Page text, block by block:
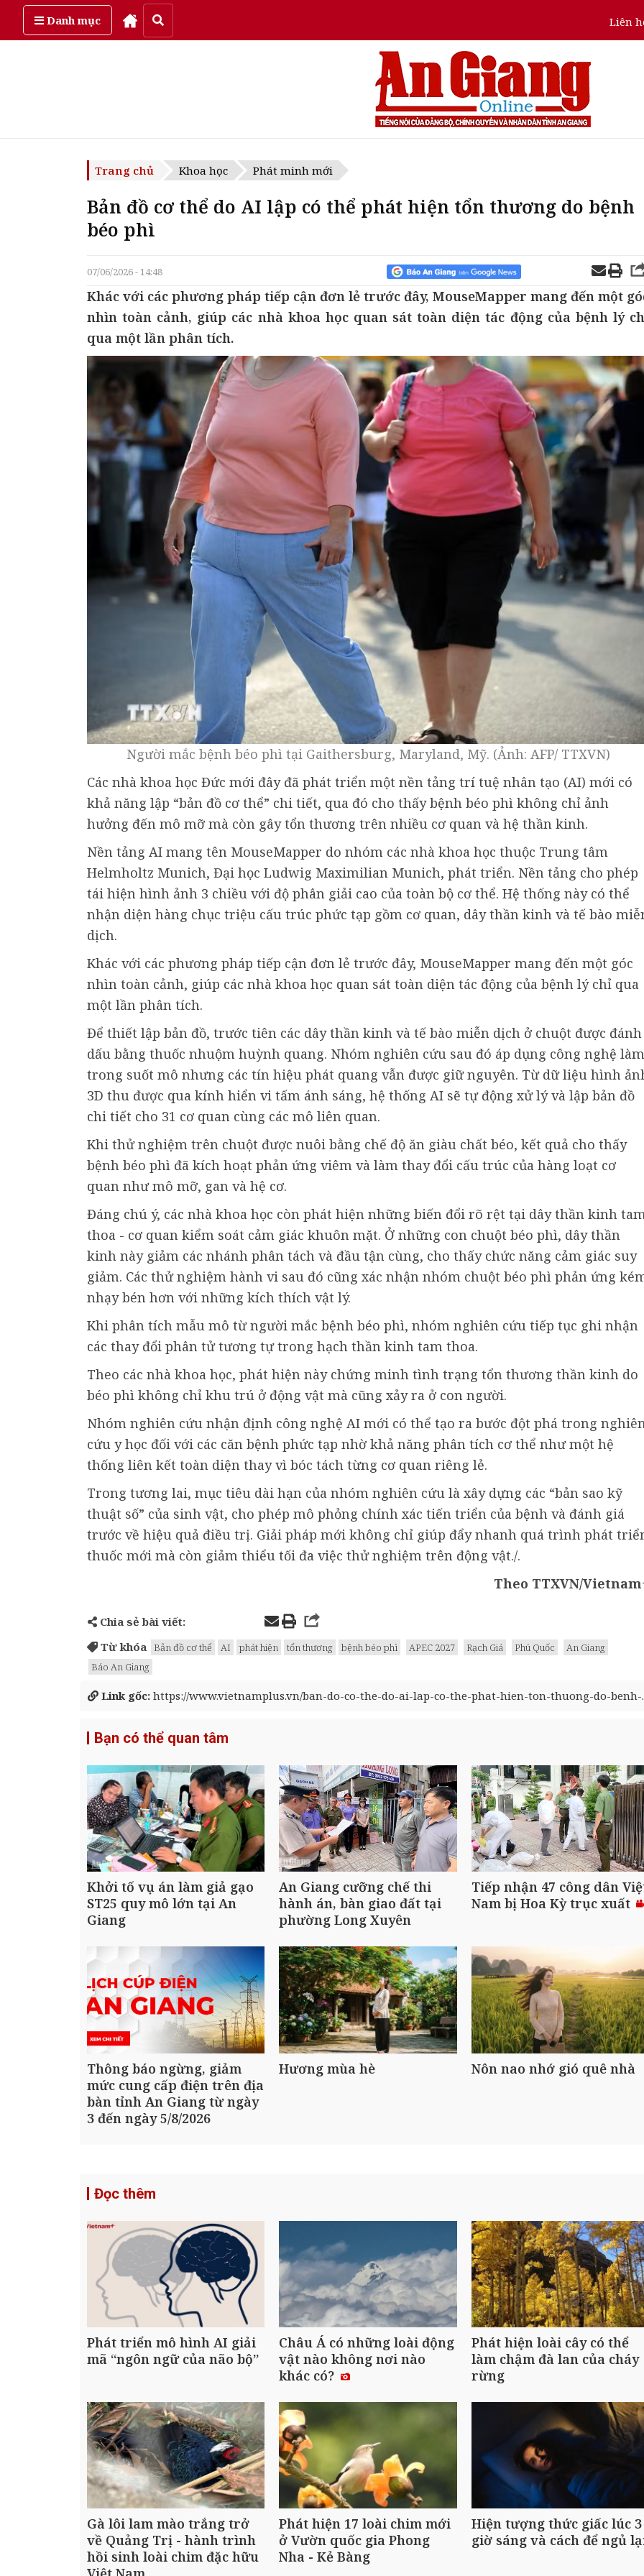
Danh mục Liên
Thứ năm, ngày 6/08/2026
Trang chủ Khoa học Phát minh mới
Bản đồ cơ thể do AI lập có thể phát hiện tổn thương do bệnh
béo phì
07/06/2026 - 14:48
Khác với các phương pháp tiếp cận đơn lẻ trước đây, MouseMapper mang đến một
nhìn toàn cảnh, giúp các nhà khoa học quan sát toàn diện tác động của bệnh lý
qua một lần phân tích.
Người mắc bệnh béo phì tại Gaithersburg, Maryland, Mỹ. (Ảnh: AFP/ TTXVN)
Các nhà khoa học Đức mới đây đã phát triển một nền tảng trí tuệ nhân tạo (AI) mới có
khả năng lập “bản đồ cơ thể” chi tiết, qua đó cho thấy bệnh béo phì không chỉ ảnh
hưởng đến mô mỡ mà còn gây tổn thương trên nhiều cơ quan và hệ thần kinh.
Nền tảng AI mang tên MouseMapper do nhóm các nhà khoa học thuộc Trung tâm
Helmholtz Munich, Đại học Ludwig Maximilian Munich, phát triển. Nền tảng cho phép
tái hiện hình ảnh 3 chiều với độ phân giải cao của toàn bộ cơ thể. Hệ thống này có thể
nhận diện hàng chục triệu cấu trúc phức tạp gồm cơ quan, dây thần kinh và tế bào
dịch.
Khác với các phương pháp tiếp cận đơn lẻ trước đây, MouseMapper mang đến một góc
nhìn toàn cảnh, giúp các nhà khoa học quan sát toàn diện tác động của bệnh lý chỉ qua
một lần phân tích.
Để thiết lập bản đồ, trước tiên các dây thần kinh và tế bào miễn dịch ở chuột được đánh
dấu bằng thuốc nhuộm huỳnh quang. Nhóm nghiên cứu sau đó áp dụng công nghệ làm
trong suốt mô nhưng các tín hiệu phát quang vẫn được giữ nguyên. Từ dữ liệu hình
3D thu được qua kính hiển vi tấm ánh sáng, hệ thống AI sẽ tự động xử lý và lập bản đồ
chi tiết cho 31 cơ quan cùng các mô liên quan.
Khi thử nghiệm trên chuột được nuôi bằng chế độ ăn giàu chất béo, kết quả cho thấy
bệnh béo phì đã kích hoạt phản ứng viêm và làm thay đổi cấu trúc của hàng loạt cơ
quan như mô mỡ, gan và hệ cơ.
Đáng chú ý, các nhà khoa học còn phát hiện những biến đổi rõ rệt tại dây thần kinh
thoa - cơ quan kiểm soát cảm giác khuôn mặt. Ở những con chuột béo phì, dây thần
kinh này giảm các nhánh phân tách và đầu tận cùng, cho thấy chức năng cảm giác suy
giảm. Các thử nghiệm hành vi sau đó cũng xác nhận nhóm chuột béo phì phản ứng
nhạy bén hơn với những kích thích vật lý.
Khi phân tích mẫu mô từ người mắc bệnh béo phì, nhóm nghiên cứu tiếp tục ghi nhận
các thay đổi phân tử tương tự trong hạch thần kinh tam thoa.
Theo các nhà khoa học, phát hiện này chứng minh tình trạng tổn thương thần kinh do
béo phì không chỉ khu trú ở động vật mà cũng xảy ra ở con người.
Nhóm nghiên cứu nhận định công nghệ AI mới có thể tạo ra bước đột phá trong
cứu y học đối với các căn bệnh phức tạp nhờ khả năng phân tích cơ thể như một hệ
thống liên kết toàn diện thay vì bóc tách từng cơ quan riêng lẻ.
Trong tương lai, mục tiêu dài hạn của nhóm nghiên cứu là xây dựng các “bản sao kỹ
thuật số” của sinh vật, cho phép mô phỏng chính xác tiến triển của bệnh và đánh giá
trước về hiệu quả điều trị. Giải pháp mới không chỉ giúp đẩy nhanh quá trình phát
thuốc mới mà còn giảm thiểu tối đa việc thử nghiệm trên động vật./.
Theo TTXVN/
Chia sẻ bài viết:
Từ khóa
Bản đồ cơ thể AI phát hiện tổn thương bệnh béo phì APEC 2027 Rạch Giá Phú Quốc
An Giang
Báo An Giang
Link gốc: https://www.vietnamplus.vn/ban-do-co-the-do-ai-lap-co-the-phat-hien-ton-thuong-do-benh-
Bạn có thể quan tâm
Khởi tố vụ án làm giả gạo
ST25 quy mô lớn tại An
Giang
An Giang cưỡng chế thi
hành án, bàn giao đất tại
phường Long Xuyên
Tiếp nhận 47 công dân
Nam bị Hoa Kỳ trục xuất
Thông báo ngừng, giảm
mức cung cấp điện trên địa
bàn tỉnh An Giang từ ngày
3 đến ngày 5/8/2026
Hương mùa hè Nôn nao nhớ gió quê nhà
Đọc thêm
Phát triển mô hình AI giải
mã “ngôn ngữ của não bộ”
Châu Á có những loài động
vật nào không nơi nào
khác có?
Phát hiện loài cây có thể
làm chậm đà lan của cháy
rừng
Gà lôi lam mào trắng trở
về Quảng Trị - hành trình
hồi sinh loài chim đặc hữu
Phát hiện 17 loài chim mới
ở Vườn quốc gia Phong
Nha - Kẻ Bàng
Hiện tượng thức giấc lúc 3
giờ sáng và cách để ngủ